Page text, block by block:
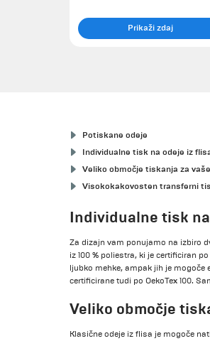
Prikaži zdaj
Potiskane odeje
Individualne tisk na odeje iz
Veliko območje tiskanja za
Visokokakovosten transferni
Individualne tisk
Za dizajn vam ponujamo na izbiro
iz 100 % poliestra, ki je certificiran
ljubko mehke, ampak jih je mogoče
certificirane tudi po OekoTex 100.
Veliko območje
Klasične odeje iz flisa je mogoče